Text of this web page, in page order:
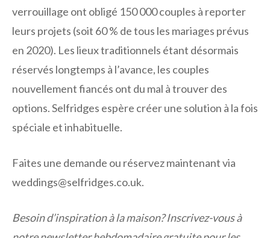
verrouillage ont obligé 150 000 couples à reporter
leurs projets (soit 60 % de tous les mariages prévus
en 2020). Les lieux traditionnels étant désormais
réservés longtemps à l’avance, les couples
nouvellement fiancés ont du mal à trouver des
options. Selfridges espère créer une solution à la fois
spéciale et inhabituelle.
Faites une demande ou réservez maintenant via
weddings@selfridges.co.uk.
Besoin d’inspiration à la maison? Inscrivez-vous à